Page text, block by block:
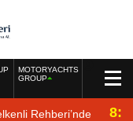
MOTORYACHTS
GROUP
Rehberi’nde